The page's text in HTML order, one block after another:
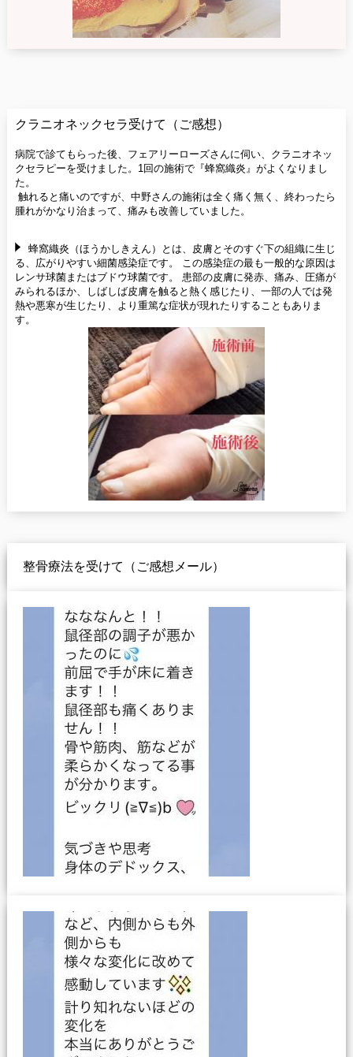
クラニオネックセラ受けて（ご感想）
病院で診てもらった後、フェアリーローズさんに伺い、クラニオネッ
クセラピーを受けました。1回の施術で『蜂窩織炎』がよくなりまし
た。
触れると痛いのですが、中野さんの施術は全く痛く無く、終わったら
腫れがかなり治まって、痛みも改善していました。
蜂窩織炎（ほうかしきえん）とは、皮膚とそのすぐ下の組織に生じ
る、広がりやすい細菌感染症です。 この感染症の最も一般的な原因は
レンサ球菌またはブドウ球菌です。 患部の皮膚に発赤、痛み、圧痛が
みられるほか、しばしば皮膚を触ると熱く感じたり、一部の人では発
熱や悪寒が生じたり、より重篤な症状が現れたりすることもありま
す。
整骨療法を受けて（ご感想メール）